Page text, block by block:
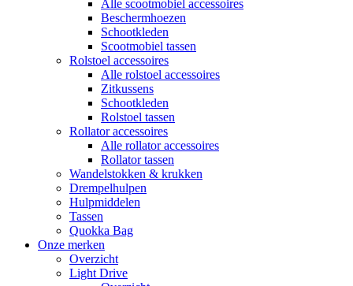
Alle scootmobiel accessoires
Beschermhoezen
Schootkleden
Scootmobiel tassen
Rolstoel accessoires
Alle rolstoel accessoires
Zitkussens
Schootkleden
Rolstoel tassen
Rollator accessoires
Alle rollator accessoires
Rollator tassen
Wandelstokken & krukken
Drempelhulpen
Hulpmiddelen
Tassen
Quokka Bag
Onze merken
Overzicht
Light Drive